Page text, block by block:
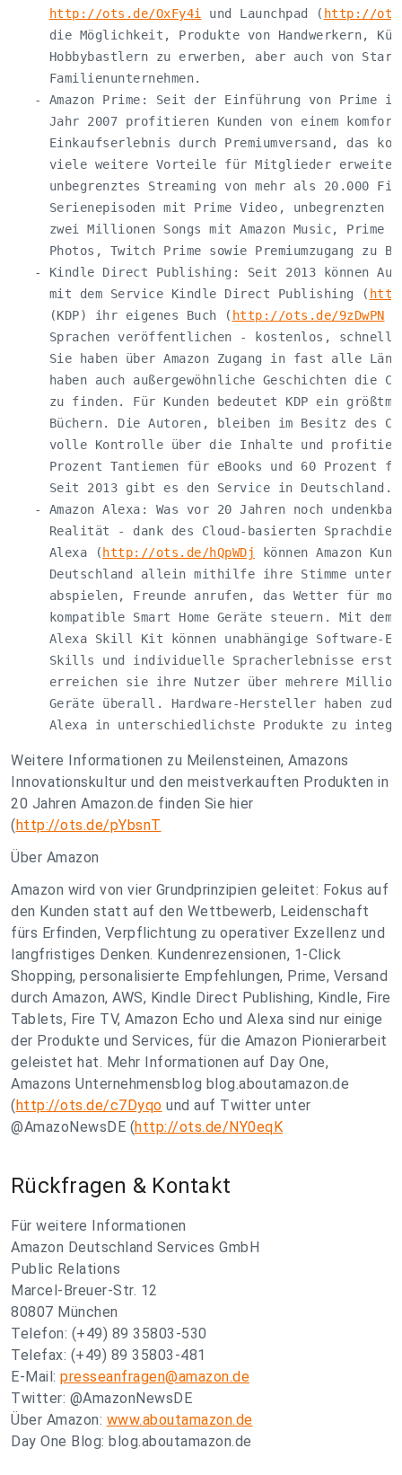
http://ots.de/OxFy4i und Launchpad ( http://
die Möglichkeit, Produkte von Handwerkern,
Hobbybastlern zu erwerben, aber auch von
     Familienunternehmen.
- Amazon Prime: Seit der Einführung von Prime
Jahr 2007 profitieren Kunden von einem
Einkaufserlebnis durch Premiumversand, das
viele weitere Vorteile für Mitglieder
unbegrenztes Streaming von mehr als 20.000
Serienepisoden mit Prime Video, unbegrenzten
zwei Millionen Songs mit Amazon Music, Prime
Photos, Twitch Prime sowie Premiumzugang zu
- Kindle Direct Publishing: Seit 2013 können
     mit dem Service Kindle Direct Publishing (
     (KDP) ihr eigenes Buch (
http://ots.de/9zDwPN
Sprachen veröffentlichen - kostenlos, schnell
Sie haben über Amazon Zugang in fast alle
haben auch außergewöhnliche Geschichten die
zu finden. Für Kunden bedeutet KDP ein
Büchern. Die Autoren, bleiben im Besitz des
volle Kontrolle über die Inhalte und
Prozent Tantiemen für eBooks und 60 Prozent
     Seit 2013 gibt es den Service in Deutschland.
- Amazon Alexa: Was vor 20 Jahren noch
Realität - dank des Cloud-basierten
     Alexa (
http://ots.de/hQpWDj
können Amazon
Deutschland allein mithilfe ihre Stimme
abspielen, Freunde anrufen, das Wetter für
kompatible Smart Home Geräte steuern. Mit
Alexa Skill Kit können unabhängige Software-
Skills und individuelle Spracherlebnisse
erreichen sie ihre Nutzer über mehrere
Geräte überall. Hardware-Hersteller haben
Alexa in unterschiedlichste Produkte zu
Weitere Informationen zu Meilensteinen, Amazons
Innovationskultur und den meistverkauften Produkten in
20 Jahren Amazon.de finden Sie hier
(http://ots.de/pYbsnT
Über Amazon
Amazon wird von vier Grundprinzipien geleitet: Fokus auf
den Kunden statt auf den Wettbewerb, Leidenschaft
fürs Erfinden, Verpflichtung zu operativer Exzellenz und
langfristiges Denken. Kundenrezensionen, 1-Click
Shopping, personalisierte Empfehlungen, Prime, Versand
durch Amazon, AWS, Kindle Direct Publishing, Kindle, Fire
Tablets, Fire TV, Amazon Echo und Alexa sind nur einige
der Produkte und Services, für die Amazon Pionierarbeit
geleistet hat. Mehr Informationen auf Day One,
Amazons Unternehmensblog blog.aboutamazon.de
(http://ots.de/c7Dyqo und auf Twitter unter
@AmazoNewsDE (http://ots.de/NY0eqK
Rückfragen & Kontakt
Für weitere Informationen
Amazon Deutschland Services GmbH
Public Relations
Marcel-Breuer-Str. 12
80807 München
Telefon: (+49) 89 35803-530
Telefax: (+49) 89 35803-481
E-Mail: presseanfragen@amazon.de
Twitter: @AmazonNewsDE
Über Amazon: www.aboutamazon.de
Day One Blog: blog.aboutamazon.de